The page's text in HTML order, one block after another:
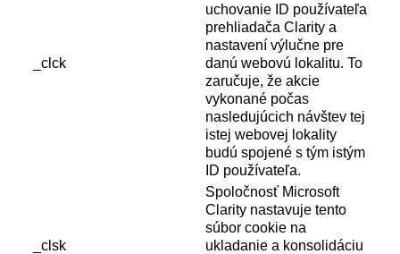
_clck
uchovanie ID používateľa
prehliadača Clarity a
nastavení výlučne pre
danú webovú lokalitu. To
zaručuje, že akcie
vykonané počas
nasledujúcich návštev tej
istej webovej lokality
budú spojené s tým istým
ID používateľa.
_clsk
Spoločnosť Microsoft
Clarity nastavuje tento
súbor cookie na
ukladanie a konsolidáciu